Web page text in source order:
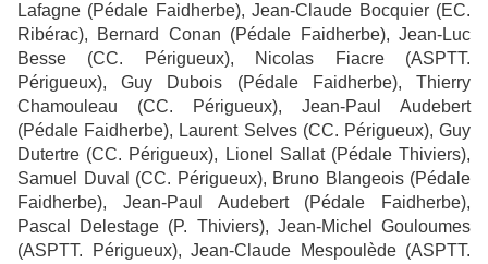
Lafagne (Pédale Faidherbe), Jean-Claude Bocquier (EC.
Ribérac), Bernard Conan (Pédale Faidherbe), Jean-Luc
Besse (CC. Périgueux), Nicolas Fiacre (ASPTT.
Périgueux), Guy Dubois (Pédale Faidherbe), Thierry
Chamouleau (CC. Périgueux), Jean-Paul Audebert
(Pédale Faidherbe), Laurent Selves (CC. Périgueux), Guy
Dutertre (CC. Périgueux), Lionel Sallat (Pédale Thiviers),
Samuel Duval (CC. Périgueux), Bruno Blangeois (Pédale
Faidherbe), Jean-Paul Audebert (Pédale Faidherbe),
Pascal Delestage (P. Thiviers), Jean-Michel Gouloumes
(ASPTT. Périgueux), Jean-Claude Mespoulède (ASPTT.